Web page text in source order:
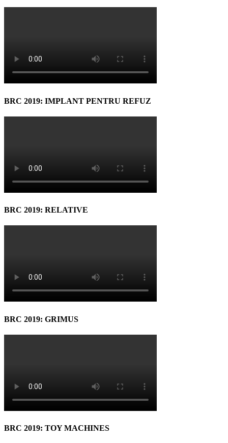
BRC 2019: IMPLANT PENTRU REFUZ
BRC 2019: RELATIVE
BRC 2019: GRIMUS
BRC 2019: TOY MACHINES